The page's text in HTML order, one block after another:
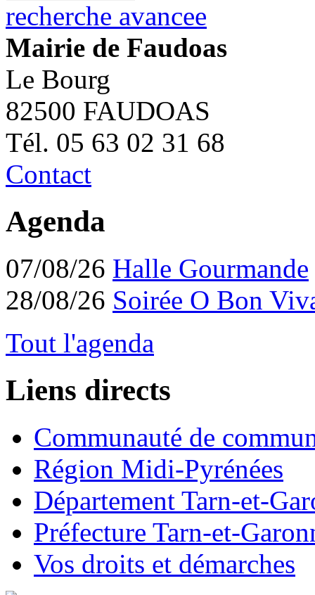
recherche avancee
Mairie de Faudoas
Le Bourg
82500 FAUDOAS
Tél. 05 63 02 31 68
Contact
Agenda
07/08/26 Halle Gourmande
28/08/26 Soirée O Bon
Tout l'agenda
Liens directs
Communauté de
Région Midi-Pyrénées
Département Tarn-et-
Préfecture Tarn-et-
Vos droits et démarches